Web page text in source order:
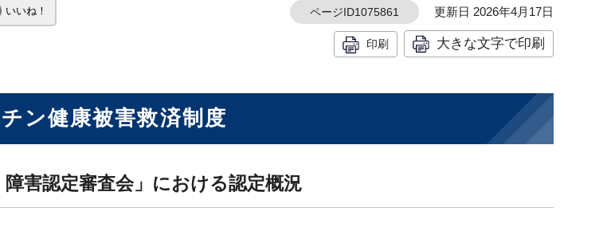
いいね！ ページID1075861 更新日 2026年4月17日
印刷 大きな文字で印刷
ン健康被害救済制度
障害認定審査会」における認定概況